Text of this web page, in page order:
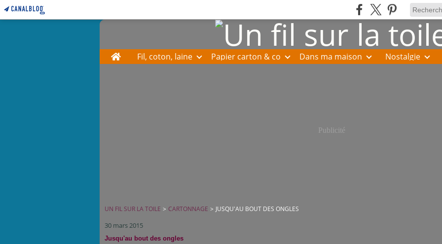
Home Fil, coton, laine Papier carton & co Dans ma maison Nostalgie
Publicité
UN FIL SUR LA TOILE > CARTONNAGE > JUSQU'AU BOUT DES ONGLES
30 mars 2015
Jusqu'au bout des ongles